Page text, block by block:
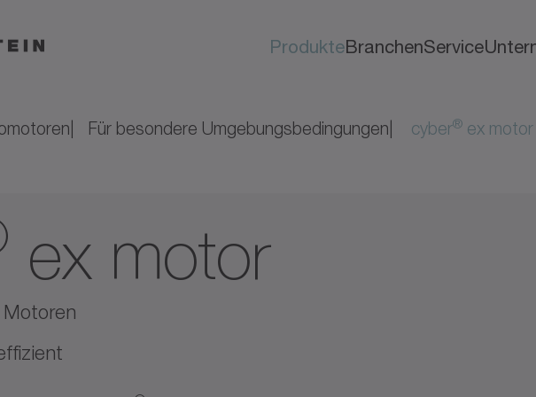
ProdukteBranchenService
Für besondere Umgebungsbedingungen cyber® ex motor
ex motor